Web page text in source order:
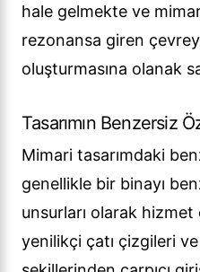
hale gelmekte ve
rezonansa giren
oluşturmasına olanak
Tasarımın Benzersiz
Mimari tasarımdaki
genellikle bir binayı
unsurları olarak
yenilikçi çatı çizgileri